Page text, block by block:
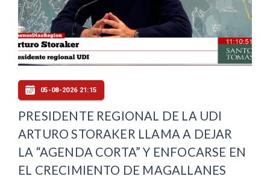
05-08-2026 21:15
PRESIDENTE REGIONAL DE LA UDI
ARTURO STORAKER LLAMA A DEJAR
LA “AGENDA CORTA” Y ENFOCARSE EN
EL CRECIMIENTO DE MAGALLANES